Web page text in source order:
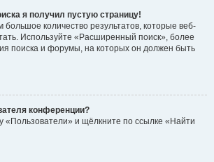
я получил пустую страницу!
количество результатов, которые веб-
Используйте «Расширенный поиск», более
поиска и форумы, на которых он должен быть
конференции?
«Пользователи» и щёлкните по ссылке «Найти